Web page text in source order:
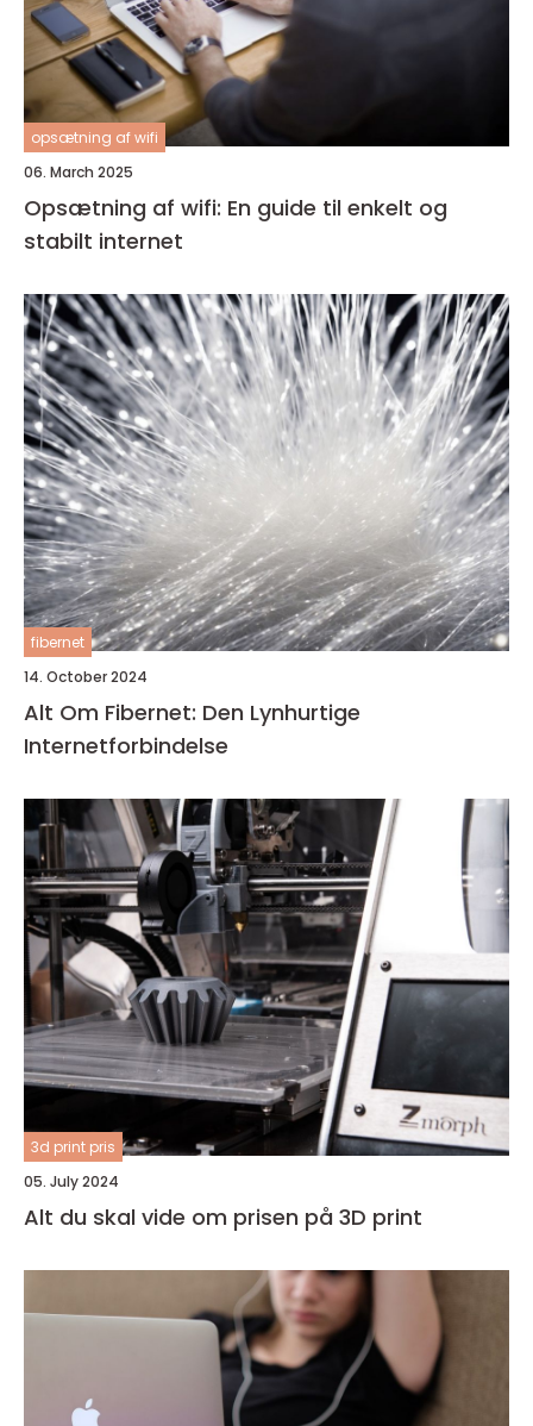
opsætning af wifi
06. March 2025
Opsætning af wifi: En guide til enkelt og
stabilt internet
fibernet
14. October 2024
Alt Om Fibernet: Den Lynhurtige
Internetforbindelse
3d print pris
05. July 2024
Alt du skal vide om prisen på 3D print